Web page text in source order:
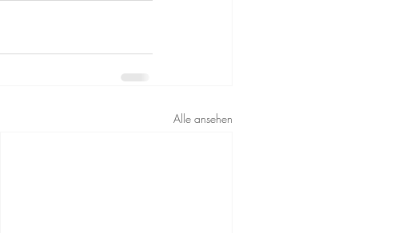
Alle ansehen